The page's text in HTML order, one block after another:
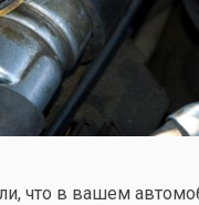
что в вашем